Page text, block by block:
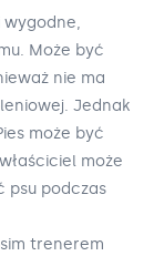
wygodne,
Może być
nie ma
Jednak
może być
może
psu podczas
trenerem